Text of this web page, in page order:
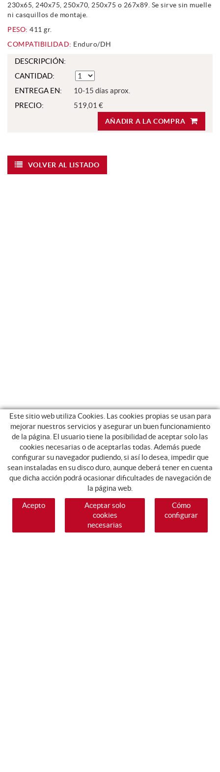
230x65, 240x75, 250x70, 250x75 o 267x89. Se sirve sin muelle
ni casquillos de montaje.
PESO: 411 gr.
COMPATIBILIDAD: Enduro/DH
DESCRIPCIÓN:
CANTIDAD:
ENTREGA EN:
10-15 días aprox.
PRECIO:
519,01 €
AÑADIR A LA COMPRA
VOLVER AL LISTADO
Este sitio web utiliza Cookies. Las cookies propias se usan para
mejorar nuestros servicios y asegurar un buen funcionamiento
de la página. El usuario tiene la posibilidad de aceptar solo las
cookies necesarias o de aceptarlas todas. Además puede
configurar su navegador pudiendo, si así lo desea, impedir que
sean instaladas en su disco duro, aunque deberá tener en cuenta
que dicha acción podrá ocasionar dificultades de navegación de
la página web.
Acepto
Aceptar solo
cookies
necesarias
Cómo
configurar